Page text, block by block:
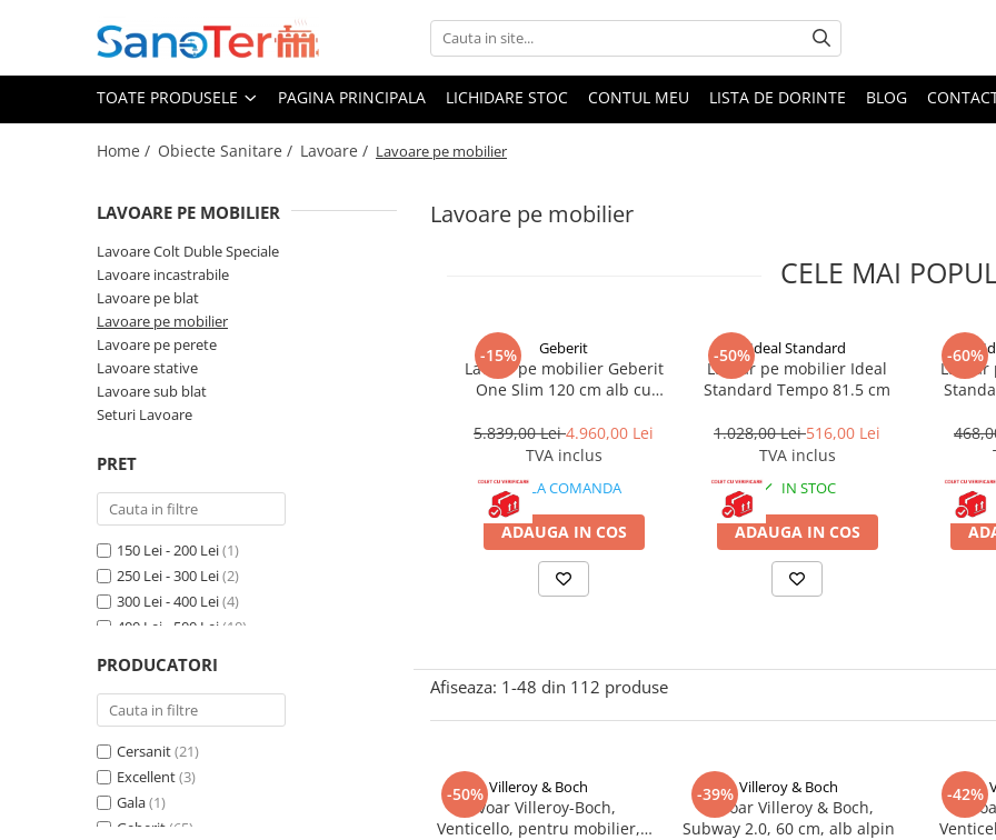
Toate Produsele
Obiecte Sanitare
Lavoare pe blat
Lavoare sub blat
Lavoare Colt Duble Speciale
Lavoare stative
Lavoare pe mobilier
Seturi Lavoare
Vase wc statative
Seturi vase wc monobloc
Bideuri suspendate
Bideuri statative
Rezervoare wc
Rezervore incastrate
Clapete de actionare
TOATE PRODUSELE PAGINA PRINCIPALA LICHIDARE STOC CONTUL MEU LISTA DE DORINTE BLOG
Home / Obiecte Sanitare / Lavoare / Lavoare pe mobilier
Lavoare pe mobilier
LAVOARE PE MOBILIER
Lavoare Colt Duble Speciale
Lavoare incastrabile
Lavoare pe blat
Lavoare pe mobilier
Lavoare pe perete
Lavoare stative
Lavoare sub blat
Seturi Lavoare
PRET
150 Lei - 200 Lei(1)
250 Lei - 300 Lei(2)
300 Lei - 400 Lei(4)
400 Lei - 500 Lei (10)
750 Lei - 1000 Lei
Peste 1000 Lei
PRODUCATORI
Cersanit(21)
Excellent(3)
Gala(1)
Geberit (65)
CELE MAI
-15% Geberit
Lavoar pe mobilier Geberit
One Slim 120 cm alb cu
speciala
5.839,00 Lei4.960,00 Lei
TVA inclus
LA COMANDA
ADAUGA IN COS
-50%Ideal Standard
Lavoar pe mobilier Ideal
Standard Tempo 81.5 cm
1.028,00 Lei516,00 Lei
TVA inclus
IN STOC
ADAUGA IN COS
-60%
Afiseaza: 1-48 din 112 produse
-50% Villeroy & Boch
Lavoar Villeroy-Boch,
Venticello, pentru mobilier,
-39% Villeroy & Boch
Lavoar Villeroy & Boch,
Subway 2.0, 60 cm, alb alpin
-42%